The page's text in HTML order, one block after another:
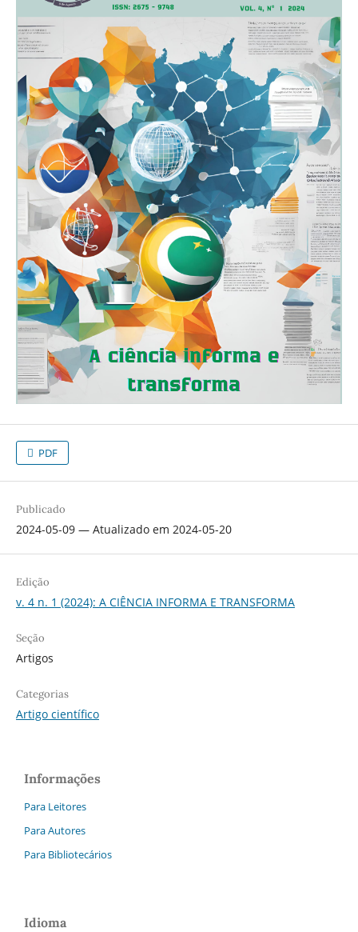
PDF
Publicado
2024-05-09 — Atualizado em 2024-05-20
Edição
v. 4 n. 1 (2024): A CIÊNCIA INFORMA E TRANSFORMA
Seção
Artigos
Categorias
Artigo científico
Informações
Para Leitores
Para Autores
Para Bibliotecários
Idioma